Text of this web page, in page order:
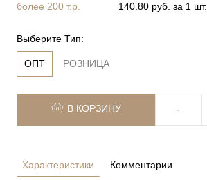
более 200 т.р.
140.80 руб. за 1 шт.
Выберите Тип:
ОПТ РОЗНИЦА
В КОРЗИНУ ‐
Характеристики Комментарии